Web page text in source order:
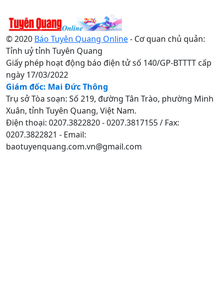
© 2020 Báo Tuyên Quang Online- Cơ quan chủ quản:
Tỉnh uỷ tỉnh Tuyên Quang
Giấy phép hoạt động báo điện tử số 140/GP-BTTTT cấp
ngày 17/03/2022
Giám đốc: Mai Đức Thông
Trụ sở Tòa soạn: Số 219, đường Tân Trào, phường Minh
Xuân, tỉnh Tuyên Quang, Việt Nam.
Điện thoại: 0207.3822820 - 0207.3817155 / Fax:
0207.3822821 - Email:
baotuyenquang.com.vn@gmail.com